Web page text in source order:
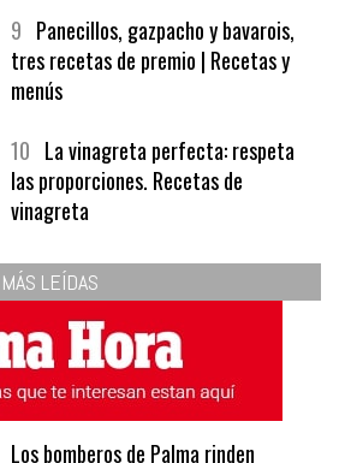
9Panecillos, gazpacho y bavarois,
tres recetas de premio | Recetas y
menús
10La vinagreta perfecta: respeta
las proporciones. Recetas de
vinagreta
MÁS LEÍDAS